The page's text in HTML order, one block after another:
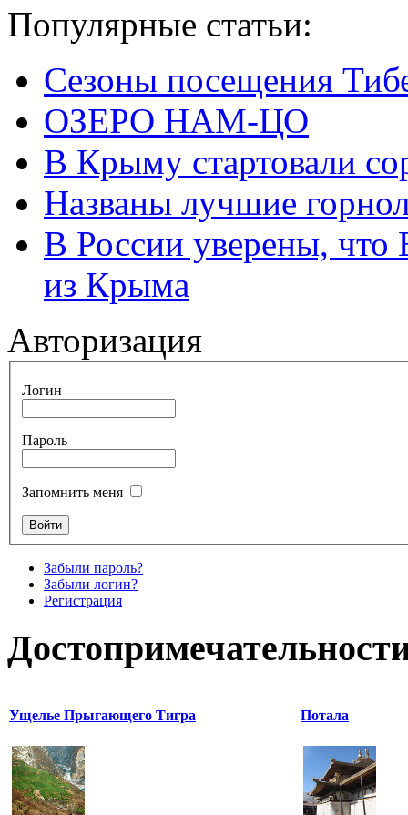
Популярные статьи:
Сезоны посещения
ОЗЕРО НАМ-ЦО
В Крыму стартовали
Названы лучшие
В России уверены, что
из Крыма
Авторизация
Логин
Пароль
Запомнить меня
Забыли пароль?
Забыли логин?
Регистрация
Ущелье Прыгающего Тигра Потала